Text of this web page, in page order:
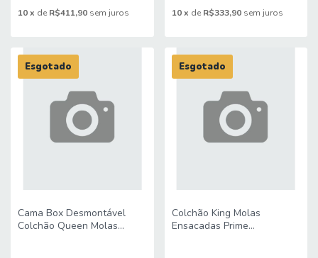
10x de R$411,90 sem juros 10 x de R$333,90 sem juros
Cama Box Desmontável
Colchão Queen Molas
Esgotado
Colchão King Molas
Ensacadas Prime
Esgotado